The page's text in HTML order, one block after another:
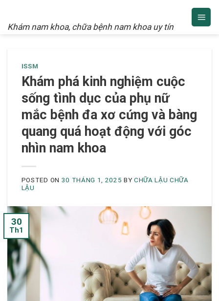
Khám nam khoa, chữa bệnh nam khoa uy tín
ISSM
Khám phá kinh nghiệm cuộc
sống tình dục của phụ nữ
mắc bệnh đa xơ cứng và bàng
quang quá hoạt động với góc
nhìn nam khoa
POSTED ON 30 THÁNG 1, 2025 BY CHỮA LẬU CHỮA
LẬU
30
Th1